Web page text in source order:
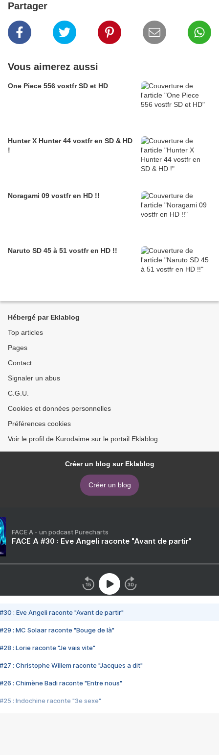
Partager
Vous aimerez aussi
One Piece 556 vostfr SD et HD
Hunter X Hunter 44 vostfr en SD & HD
!
Noragami 09 vostfr en HD !!
Naruto SD 45 à 51 vostfr en HD !!
Hébergé par Eklablog
Top articles
Pages
Contact
Signaler un abus
C.G.U.
Cookies et données personnelles
Préférences cookies
Voir le profil de Kurodaime sur le portail Eklablog
Créer un blog sur Eklablog
Créer un blog
FACE A - un podcast Purecharts
FACE A #30 : Eve Angeli raconte "Avant de partir"
#30 : Eve Angeli raconte "Avant de partir"
#29 : MC Solaar raconte "Bouge de là"
#28 : Lorie raconte "Je vais vite"
#27 : Christophe Willem raconte "Jacques a dit"
#26 : Chimène Badi raconte "Entre nous"
#25 : Indochine raconte "3e sexe"